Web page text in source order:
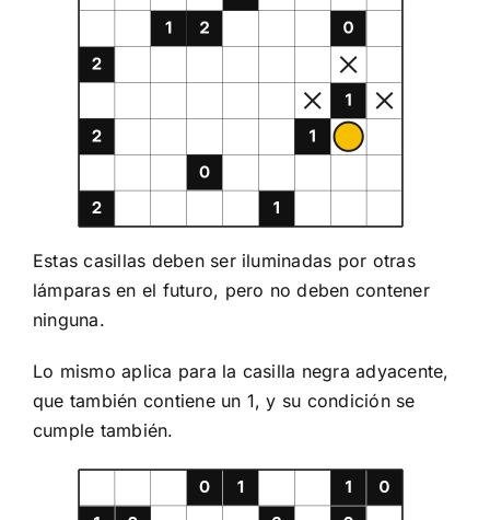
Estas casillas deben ser iluminadas por otras
lámparas en el futuro, pero no deben contener
ninguna.
Lo mismo aplica para la casilla negra adyacente,
que también contiene un 1, y su condición se
cumple también.